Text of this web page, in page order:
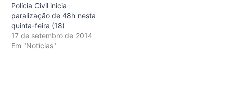
Polícia Civil inicia
paralização de 48h nesta
quinta-feira (18)
17 de setembro de 2014
Em "Notícias"